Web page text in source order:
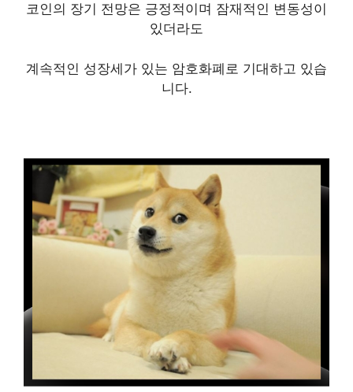
코인의 장기 전망은 긍정적이며 잠재적인 변동성이
있더라도
계속적인 성장세가 있는 암호화폐로 기대하고 있습
니다.